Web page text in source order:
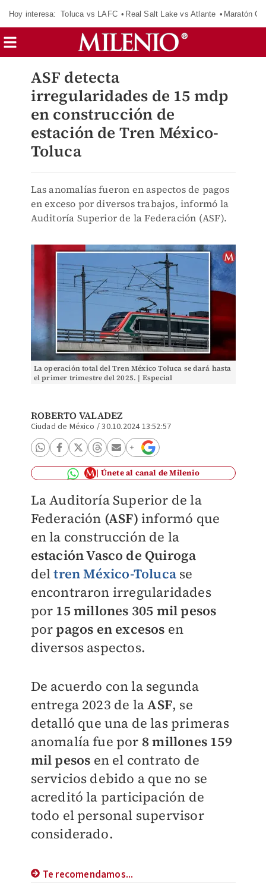
Hoy interesa: Toluca vs LAFC Real Salt Lake vs Atlante Maratón
ASF detecta
irregularidades de 15 mdp
en construcción de
estación de Tren México-
Toluca
Las anomalías fueron en aspectos de pagos
en exceso por diversos trabajos, informó la
Auditoría Superior de la Federación (ASF).
La operación total del Tren México Toluca se dará hasta
el primer trimestre del 2025. | Especial
ROBERTO VALADEZ
Ciudad de México /30.10.2024 13:52:57
Únete al canal de Milenio
La Auditoría Superior de la
Federación (ASF) informó que
en la construcción de la
estación Vasco de Quiroga
deltren México-Tolucase
encontraron irregularidades
por 15 millones 305 mil pesos
porpagos en excesos en
diversos aspectos.
De acuerdo con la segunda
entrega 2023 de laASF, se
detalló que una de las primeras
anomalía fue por 8 millones 159
mil pesos en el contrato de
servicios debido a que no se
acreditó la participación de
todo el personal supervisor
considerado.
Te recomendamos...